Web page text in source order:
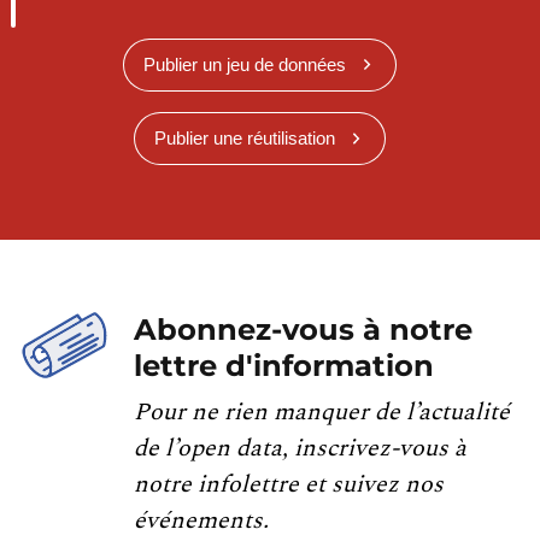
Publier un jeu de données
Publier une réutilisation
Abonnez-vous à notre
lettre d'information
Pour ne rien manquer de l’actualité
de l’open data, inscrivez-vous à
notre infolettre et suivez nos
événements.